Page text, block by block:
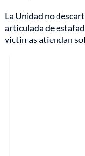
La Unidad no
articulada de
victimas atiendan